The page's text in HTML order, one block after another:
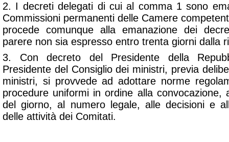
2. I decreti delegati di cui al comma 1 sono
Commissioni permanenti delle Camere
procede comunque alla emanazione dei
parere non sia espresso entro trenta giorni dalla
3. Con decreto del Presidente della
Presidente del Consiglio dei ministri, previa
ministri, si provvede ad adottare norme
procedure uniformi in ordine alla convocazione,
del giorno, al numero legale, alle decisioni e
delle attività dei Comitati.